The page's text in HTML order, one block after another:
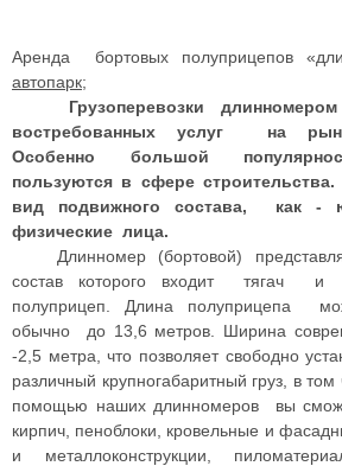
Аренда бортовых полуприцепов
автопарк;
Грузоперевозки
востребованных услуг на
Особенно большой
пользуются в сфере
вид подвижного состава, как -
физические лица.
Длинномер (бортовой)
состав которого входит тягач и
полуприцеп. Длина полуприцепа
обычно до 13,6 метров. Ширина
-2,5 метра, что позволяет свободно
различный крупногабаритный груз, в
помощью наших длинномеров вы
кирпич, пеноблоки, кровельные и
и металлоконструкции,